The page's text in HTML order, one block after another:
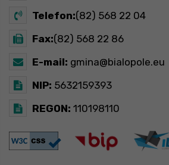
Telefon:(82) 568 22 04
Fax:(82) 568 22 86
E-mail: gmina@bialopole.eu
NIP: 5632159393
REGON: 110198110